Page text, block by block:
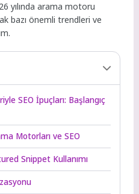
yılında arama motoru
bazı önemli trendleri ve
SEO İpuçları: Başlangıç
Motorları ve SEO
Snippet Kullanımı